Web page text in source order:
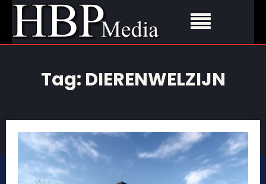
Tag: DIERENWELZIJN